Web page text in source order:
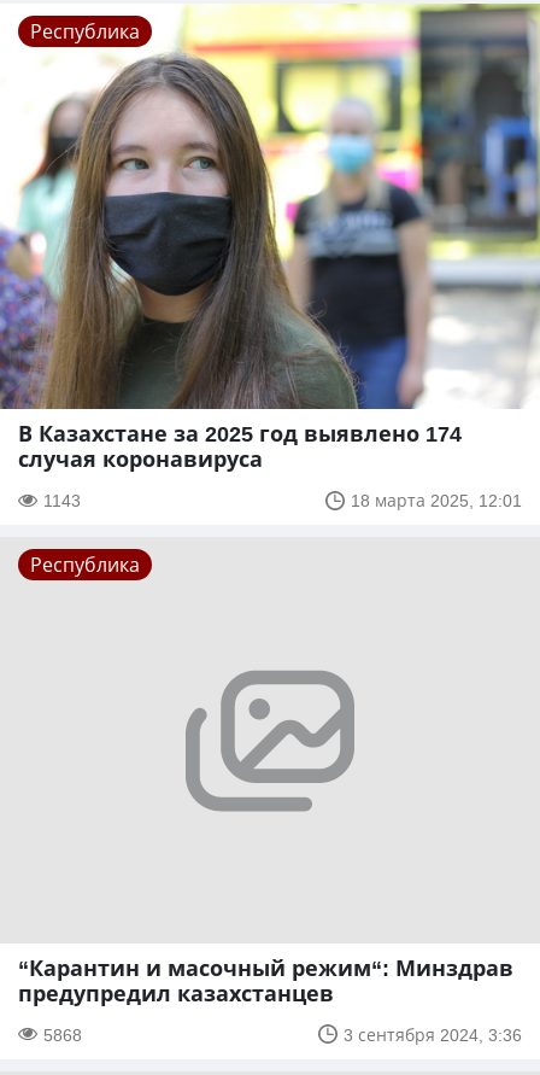
Республика
В Казахстане за 2025 год выявлено 174
случая коронавируса
1143 18 марта 2025, 12:01
Республика
“Карантин и масочный режим“: Минздрав
предупредил казахстанцев
5868 3 сентября 2024, 3:36